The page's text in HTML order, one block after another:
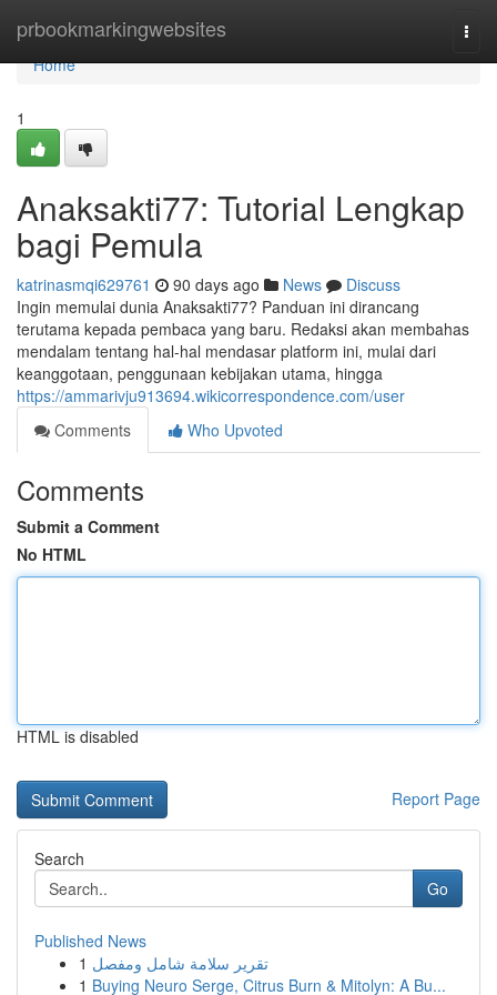
prbookmarkingwebsites
Home
Home
1
Anaksakti77: Tutorial Lengkap
bagi Pemula
katrinasmqi629761 90 days ago News
Discuss
Ingin memulai dunia Anaksakti77? Panduan ini dirancang
terutama kepada pembaca yang baru. Redaksi akan membahas
mendalam tentang hal-hal mendasar platform ini, mulai dari
keanggotaan, penggunaan kebijakan utama, hingga
https://ammarivju913694.wikicorrespondence.com/user
Comments
Who Upvoted
Comments
Submit a Comment
No HTML
HTML is disabled
Report Page
Search
Go
Published News
1 تقرير سلامة شامل ومفصل
1 Buying Neuro Serge, Citrus Burn & Mitolyn: A Bu...